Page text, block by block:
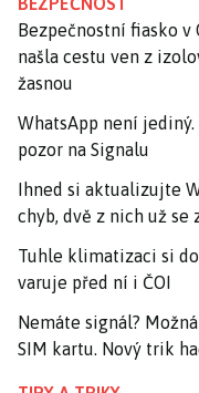
Bezpečnostní fiasko v
našla cestu ven z
žasnou
WhatsApp není
pozor na Signalu
Ihned si aktualizujte
chyb, dvě z nich už se
Tuhle klimatizaci si
varuje před ní i ČOI
Nemáte signál?
SIM kartu. Nový trik